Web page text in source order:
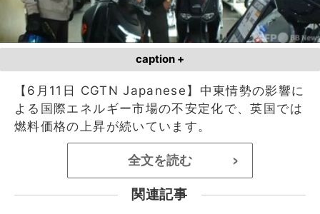
caption +
【6月11日 CGTN Japanese】中東情勢の影響に
よる国際エネルギー市場の不安定化で、英国では
燃料価格の上昇が続いています。
全文を読む >
関連記事